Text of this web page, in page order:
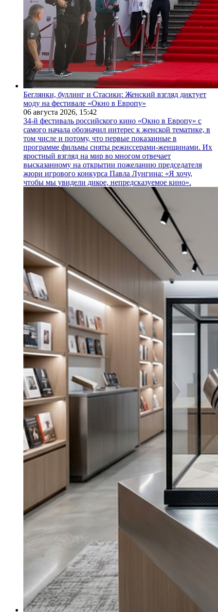
Беглянки, буллинг и Стасики: Женский взгляд диктует
моду на фестивале «Окно в Европу»
06 августа 2026, 15:42
34-й фестиваль российского кино «Окно в Европу» с
самого начала обозначил интерес к женской тематике, в
том числе и потому, что первые показанные в
программе фильмы сняты режиссерами-женщинами. Их
яростный взгляд на мир во многом отвечает
высказанному на открытии пожеланию председателя
жюри игрового конкурса Павла Лунгина: «Я хочу,
чтобы мы увидели дикое, непредсказуемое кино».